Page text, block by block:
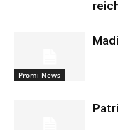
Promi-News